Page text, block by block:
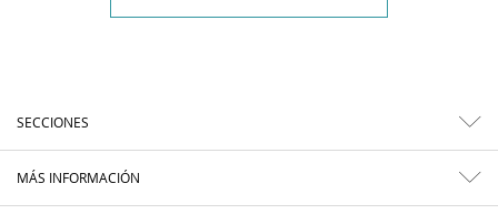
SECCIONES
MÁS INFORMACIÓN